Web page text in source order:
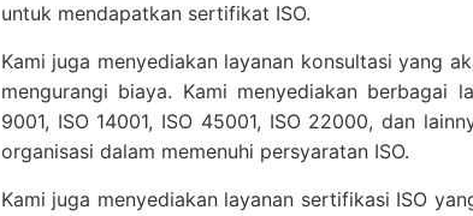
untuk mendapatkan sertifikat ISO.
Kami juga menyediakan layanan konsultasi yang
mengurangi biaya. Kami menyediakan berbagai
9001, ISO 14001, ISO 45001, ISO 22000, dan
organisasi dalam memenuhi persyaratan ISO.
Kami juga menyediakan layanan sertifikasi ISO